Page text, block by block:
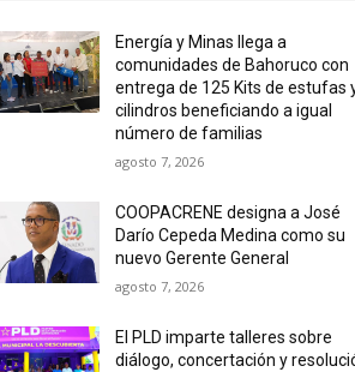
Energía y Minas llega a
comunidades de Bahoruco con
entrega de 125 Kits de estufas
cilindros beneficiando a igual
número de familias
agosto 7, 2026
COOPACRENE designa a José
Darío Cepeda Medina como su
nuevo Gerente General
agosto 7, 2026
El PLD imparte talleres sobre
diálogo, concertación y